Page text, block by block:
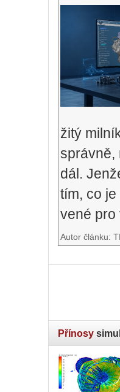
ži­tý
správ­ně,
dál.
tím, co
ve­né pro
Autor článku:
Přínosy